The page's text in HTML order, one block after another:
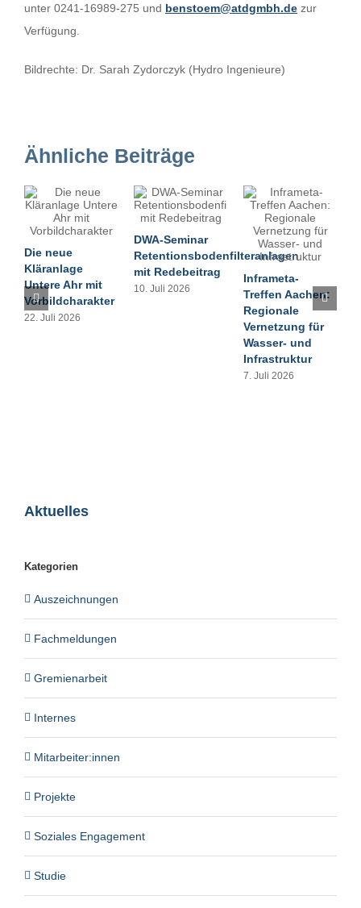
unter 0241-16989-275 und benstoem@atdgmbh.dezur
Verfügung.
Bildrechte: Dr. Sarah Zydorczyk (Hydro Ingenieure)
Ähnliche Beiträge
Die neue
Kläranlage
Untere Ahr mit
Vorbildcharakter
22. Juli 2026
DWA-Seminar
Retentionsbodenfilteranlagen
mit Redebeitrag
10. Juli 2026
Inframeta-
Treffen Aachen:
Regionale
Vernetzung für
Wasser- und
Infrastruktur
7. Juli 2026
Aktuelles
Kategorien
Auszeichnungen
Fachmeldungen
Gremienarbeit
Internes
Mitarbeiter:innen
Projekte
Soziales Engagement
Studie